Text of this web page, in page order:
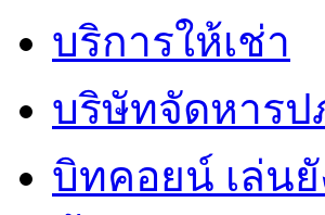
บริการให้เช่า
บริษัทจัดหารป
บิทคอยน์ เล่นยั